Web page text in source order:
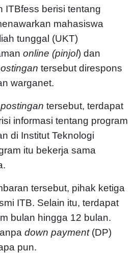
ITBfess berisi tentang
mahasiswa
tunggal (UKT)
online (pinjol) dan
tersebut direspons
warganet.
postingan tersebut, terdapat
informasi tentang program
di Institut Teknologi
itu bekerja sama
tersebut, pihak ketiga
ITB. Selain itu, terdapat
bulan hingga 12 bulan.
down payment(DP)
pun.